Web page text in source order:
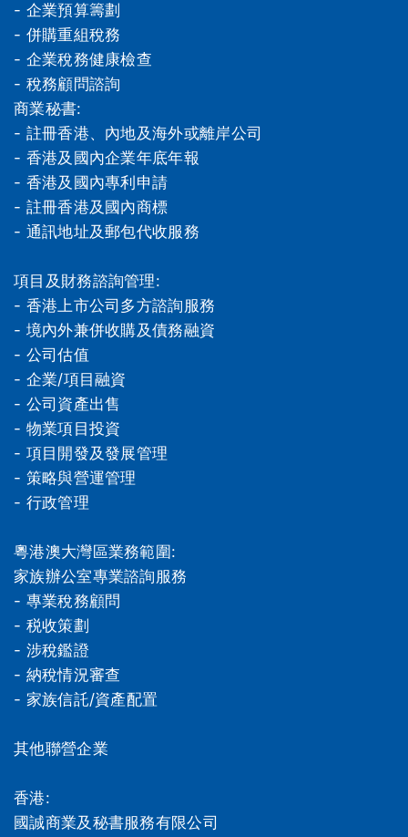
- 企業預算籌劃
- 併購重組稅務
- 企業稅務健康檢查
- 稅務顧問諮詢
商業秘書:
- 註冊香港、內地及海外或離岸公司
- 香港及國內企業年底年報
- 香港及國內專利申請
- 註冊香港及國內商標
- 通訊地址及郵包代收服務
項目及財務諮詢管理:
- 香港上市公司多方諮詢服務
- 境內外兼併收購及債務融資
- 公司估值
- 企業/項目融資
- 公司資產出售
- 物業項目投資
- 項⽬開發及發展管理
- 策略與營運管理
- 行政管理
粵港澳大灣區業務範圍:
家族辦公室專業諮詢服務
- 專業稅務顧問
- 税收策劃
- 涉稅鑑證
- 納稅情況審查
- 家族信託/資產配置
其他聯營企業
香港:
國誠商業及秘書服務有限公司